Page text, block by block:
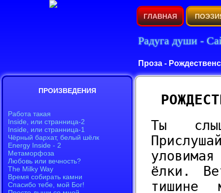
ГЛАВНАЯ
Радуга души -
Проза -
Ты
ёлки.
тишине